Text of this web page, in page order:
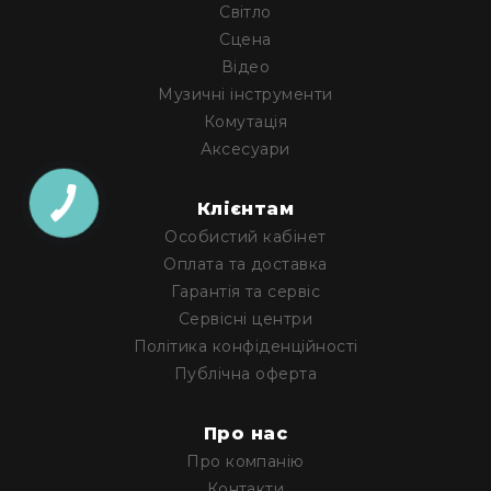
і
комплектуючі
Камери
Відеокамери
Фотокамери
PTZ
Відеобари
Вебкамери
Екрани
та
панелі
Проекційні
екрани
Відеопанелі
і
комплектуючі
Світло
Сцена
Відео
Музичні інструменти
Комутація
Аксесуари
Клієнтам
Особистий кабінет
Оплата та доставка
Гарантія та сервіс
Сервісні центри
Політика конфіденційності
Публічна оферта
Про нас
Про компанію
КНОПКА
ЗВ'ЯЗКУ